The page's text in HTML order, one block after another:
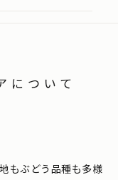
について
もぶどう品種も多様